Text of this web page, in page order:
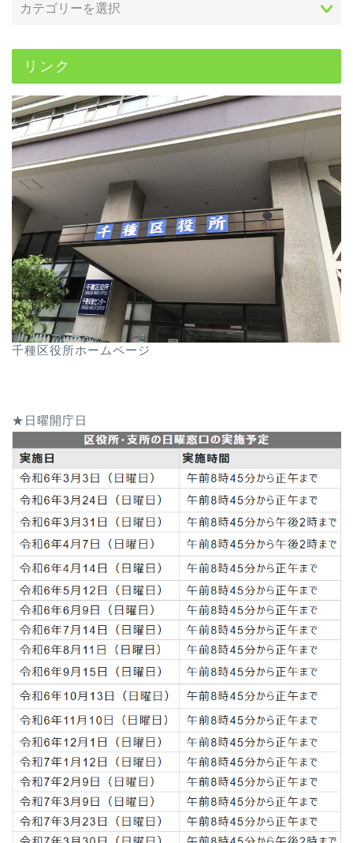
リンク
千種区役所ホームページ
★日曜開庁日